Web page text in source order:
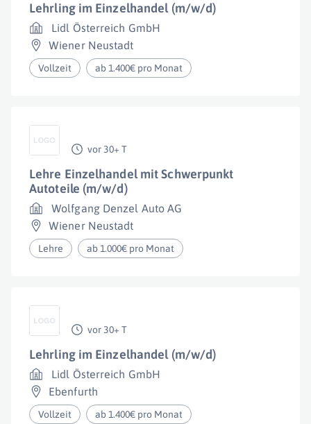
Lehrling im Einzelhandel (m/w/d)
Lidl Österreich GmbH
Wiener Neustadt
Vollzeit ab 1.400€ pro Monat
vor 30+ T
Lehre Einzelhandel mit Schwerpunkt
Autoteile (m/w/d)
Wolfgang Denzel Auto AG
Wiener Neustadt
Lehre ab 1.000€ pro Monat
vor 30+ T
Lehrling im Einzelhandel (m/w/d)
Lidl Österreich GmbH
Ebenfurth
Vollzeit ab 1.400€ pro Monat